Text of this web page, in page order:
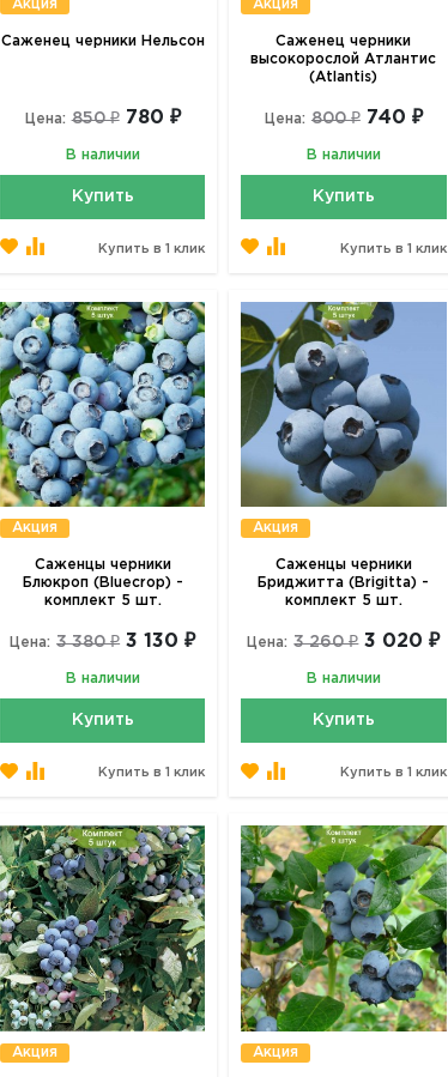
Акция
Саженец черники Нельсон
Цена: 850 ₽ 780 ₽
В наличии
Купить
Купить в 1 клик
Акция
Саженец черники
высокорослой Атлантис
(Atlantis)
Цена: 800 ₽ 740 ₽
В наличии
Купить
Купить в 1 клик
Акция
Саженцы черники
Блюкроп (Bluecrop) -
комплект 5 шт.
Цена: 3 380 ₽ 3 130 ₽
В наличии
Купить
Купить в 1 клик
Акция
Саженцы черники
Бриджитта (Brigitta) -
комплект 5 шт.
Цена: 3 260 ₽ 3 020 ₽
В наличии
Купить
Купить в 1 клик
Акция Акция